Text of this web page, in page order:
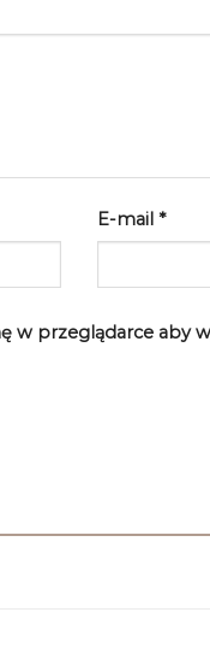
E-mail *
w przeglądarce aby